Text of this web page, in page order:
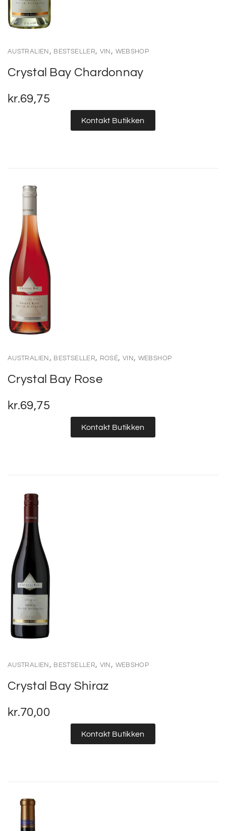
AUSTRALIEN , BESTSELLER, VIN , WEBSHOP
Crystal Bay Chardonnay
kr.69,75
Kontakt Butikken
AUSTRALIEN , BESTSELLER, ROSÉ, VIN , WEBSHOP
Crystal Bay Rose
kr.69,75
Kontakt Butikken
AUSTRALIEN , BESTSELLER, VIN , WEBSHOP
Crystal Bay Shiraz
kr.70,00
Kontakt Butikken